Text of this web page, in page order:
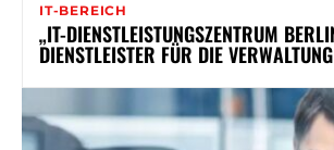
IT-BEREICH
„IT-DIENSTLEISTUNGSZENTRUM
DIENSTLEISTER FÜR DIE VERWALTUNG